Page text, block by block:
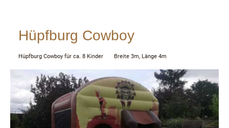
Hüpfburg Cowboy
Hüpfburg Cowboy für ca. 8 Kinder Breite 3m, Länge 4m